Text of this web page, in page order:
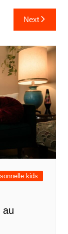
Next
kids
au